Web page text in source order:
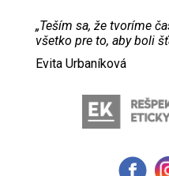
„Teším sa, že tvoríme
všetko pre to, aby boli
Evita Urbaníková